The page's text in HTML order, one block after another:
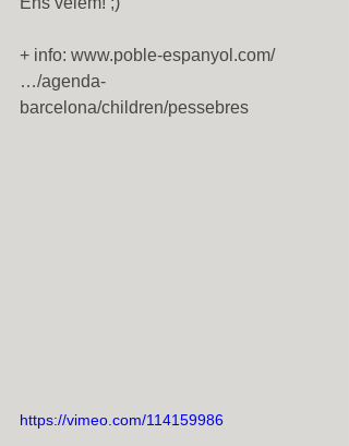
+ info: www.poble-espanyol.com/
…/agenda-
barcelona/children/pessebres
https://vimeo.com/114159986